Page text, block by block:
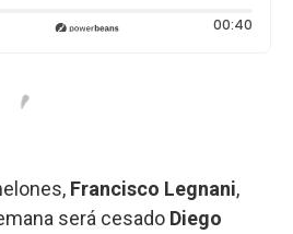
transcurrido: 0 segundos 00:40
Francisco Legnani,
será cesado Diego